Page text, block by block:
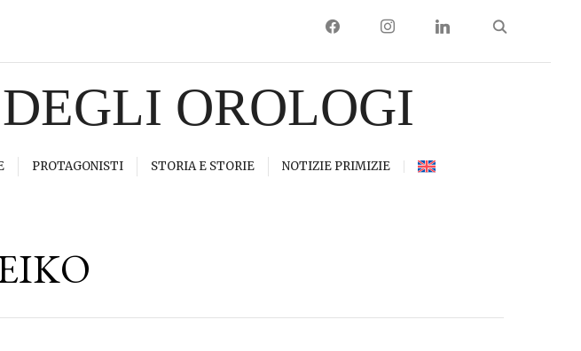
FACEBOOKINSTAGRAMLINKEDIN
OROLOGI
PROTAGONISTI STORIA E STORIE NOTIZIE PRIMIZIE